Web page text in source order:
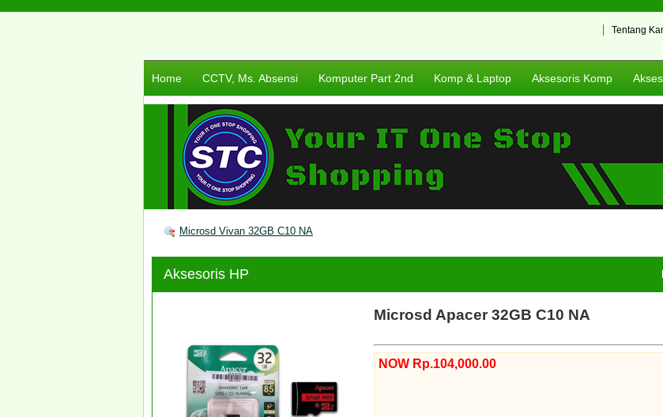
Tentang
Home CCTV, Ms. Absensi Komputer Part 2nd Komp & Laptop Aksesoris Komp
Microsd Vivan 32GB C10 NA
Aksesoris HP
Microsd Apacer 32GB C10 NA
NOW Rp.104,000.00